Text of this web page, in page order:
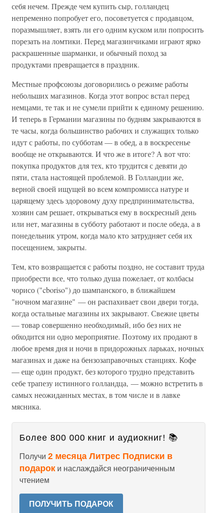
себя нечем. Прежде чем купить сыр, голландец
непременно попробует его, посоветуется с продавцом,
поразмышляет, взять ли его одним куском или попросить
порезать на ломтики. Перед магазинчиками играют ярко
раскрашенные шарманки, и обычный поход за
продуктами превращается в праздник.
Местные профсоюзы договорились о режиме работы
небольших магазинов. Когда этот вопрос встал перед
немцами, те так и не сумели прийти к единому решению.
И теперь в Германии магазины по будням закрываются в
те часы, когда большинство рабочих и служащих только
идут с работы, по субботам — в обед, а в воскресенье
вообще не открываются. И что же в итоге? А вот что:
покупка продуктов для тех, кто трудится с девяти до
пяти, стала настоящей проблемой. В Голландии же,
верной своей ищущей во всем компромисса натуре и
царящему здесь здоровому духу предпринимательства,
хозяин сам решает, открываться ему в воскресный день
или нет, магазины в субботу работают и после обеда, а в
понедельник утром, когда мало кто затрудняет себя их
посещением, закрыты.
Тем, кто возвращается с работы поздно, не составит труда
приобрести все, что только душа пожелает, от колбасы
чорисо ("cboriso") до шампанского, в ближайшем
"ночном магазине" — он распахивает свои двери тогда,
когда остальные магазины их закрывают. Свежие цветы
— товар совершенно необходимый, ибо без них не
обходится ни одно мероприятие. Поэтому их продают в
любое время дня и ночи в придорожных ларьках, ночных
магазинах и даже на бензозаправочных станциях. Кофе
— еще один продукт, без которого трудно представить
себе трапезу истинного голландца, — можно встретить в
самых неожиданных местах, в том числе и в лавке
мясника.
Более 800 000 книг и аудиокниг! 📚
Получи 2 месяца Литрес Подписки в
подарок и наслаждайся неограниченным
чтением
ПОЛУЧИТЬ ПОДАРОК